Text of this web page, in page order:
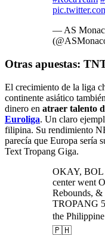
— AS
Otras apuestas:
El crecimiento de la liga
continente asiático
dinero en atraer talento
Euroliga. Un claro
filipina. Su rendimiento
parecía que Europa sería
Text Tropang Giga.
OKAY, BOL
center went
Rebounds,
TROPANG
the
🇵🇭